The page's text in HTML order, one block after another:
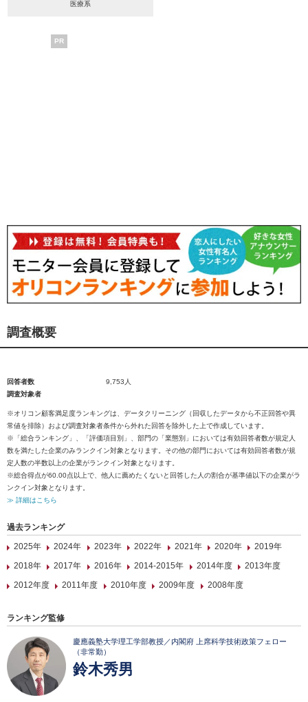
医療系
PR
調査概要
回答者数
9,753人
調査対象者
※オリコン顧客満足度ランキングは、データクリーニング（回収したデータから不正回答や異
常値を排除）および調査対象者条件から外れた回答を除外した上で作成しています。
※「総合ランキング」、「評価項目別」、部門の「業態別」においては有効回答者数が規定人
数を満たした企業のみランクイン対象となります。その他の部門においては有効回答者数が規
定人数の半数以上の企業がランクイン対象となります。
※総合得点が60.00点以上で、他人に薦めたくないと回答した人の割合が基準値以下の企業がラ
ンクイン対象となります。
≫ 詳細はこちら
過去ランキング
2025年
2024年 2023年 2022年 2021年 2020年
2019年
2018年
2017年 2016年 2014-2015年 2014年度
2013年度
2012年度
2011年度 2010年度 2009年度 2008年度
ランキング監修
慶應義塾大学理工学部教授／内閣府 上席科学技術政策フェロー
（非常勤）
鈴木秀男